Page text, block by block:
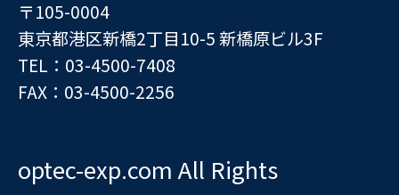
〒105-0004
東京都港区新橋2丁目10-5 新橋原ビル3F
TEL：03-4500-7408
FAX：03-4500-2256
optec-exp.com All Rights